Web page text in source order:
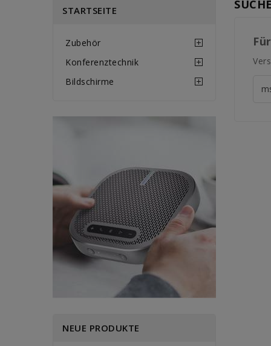
STARTSEITE
Zubehör
Konferenztechnik
Bildschirme
NEUE PRODUKTE